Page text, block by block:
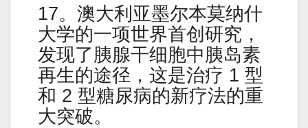
17。澳大利亚墨尔本莫纳什
大学的一项世界首创研究，
发现了胰腺干细胞中胰岛素
再生的途径，这是治疗 1 型
和 2 型糖尿病的新疗法的重
大突破。